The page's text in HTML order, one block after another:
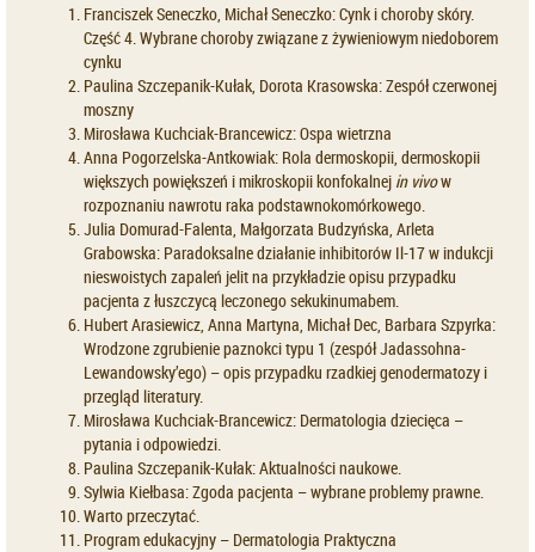
Franciszek Seneczko, Michał Seneczko: Cynk i choroby skóry.
Część 4. Wybrane choroby związane z żywieniowym niedoborem
cynku
Paulina Szczepanik-Kułak, Dorota Krasowska: Zespół czerwonej
moszny
Mirosława Kuchciak-Brancewicz: Ospa wietrzna
Anna Pogorzelska-Antkowiak: Rola dermoskopii, dermoskopii
większych powiększeń i mikroskopii konfokalnej in vivow
rozpoznaniu nawrotu raka podstawnokomórkowego.
Julia Domurad-Falenta, Małgorzata Budzyńska, Arleta
Grabowska: Paradoksalne działanie inhibitorów Il-17 w indukcji
nieswoistych zapaleń jelit na przykładzie opisu przypadku
pacjenta z łuszczycą leczonego sekukinumabem.
Hubert Arasiewicz, Anna Martyna, Michał Dec, Barbara Szpyrka:
Wrodzone zgrubienie paznokci typu 1 (zespół Jadassohna-
Lewandowsky’ego) – opis przypadku rzadkiej genodermatozy i
przegląd literatury.
Mirosława Kuchciak-Brancewicz: Dermatologia dziecięca –
pytania i odpowiedzi.
Paulina Szczepanik-Kułak: Aktualności naukowe.
Sylwia Kiełbasa: Zgoda pacjenta – wybrane problemy prawne.
Warto przeczytać.
Program edukacyjny – Dermatologia Praktyczna